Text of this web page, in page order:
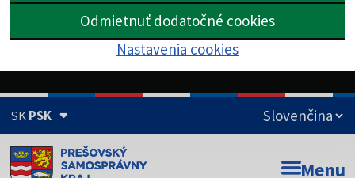
Odmietnuť dodatočné cookies
Nastavenia cookies
SKPSK
Doména psk.sk je oficiálna Menu